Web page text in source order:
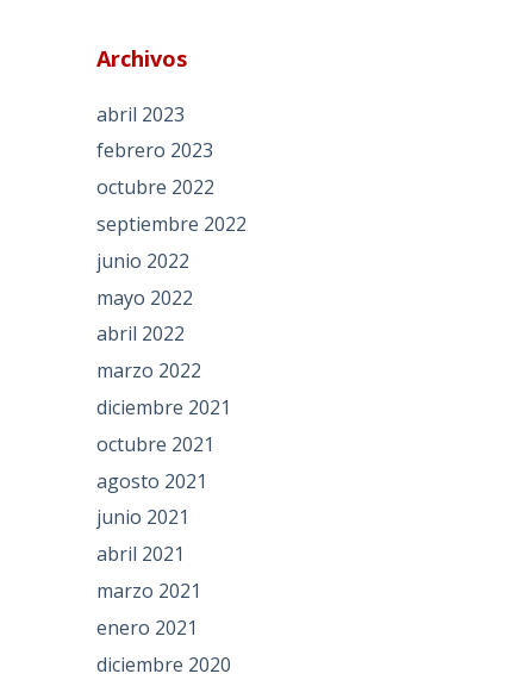
Archivos
abril 2023
febrero 2023
octubre 2022
septiembre 2022
junio 2022
mayo 2022
abril 2022
marzo 2022
diciembre 2021
octubre 2021
agosto 2021
junio 2021
abril 2021
marzo 2021
enero 2021
diciembre 2020